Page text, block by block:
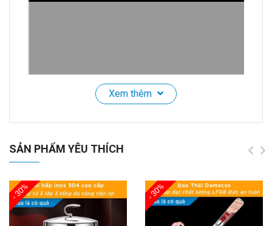
Chống Vân Tay, Cắm Điện, Nhiều Màu
Khám pháThùng Rác Thông Minh Inox 420 Cao
Cấp, với thiết kế hiện đại và tính năng cảm biến tự
động, mang đến sự tiện lợi và vệ sinh cho không gian
Xem thêm
SẢN PHẨM YÊU THÍCH
- 30% - 30%